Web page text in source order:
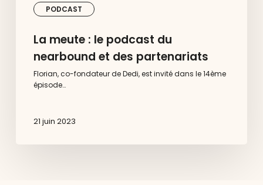
PODCAST
La meute : le podcast du
nearbound et des partenariats
Florian, co-fondateur de Dedi, est invité dans le 14ème
épisode…
21 juin 2023